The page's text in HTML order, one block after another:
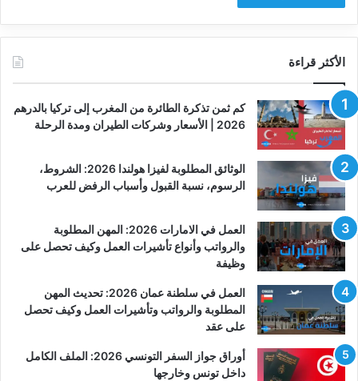
الأكثر قراءة
كم ثمن تذكرة الطائرة من المغرب إلى تركيا بالدرهم
2026 | الأسعار وشركات الطيران ومدة الرحلة
الوثائق المطلوبة لفيزا هولندا 2026: الشروط،
الرسوم، نسبة القبول وأسباب الرفض للعرب
العمل في الامارات 2026: المهن المطلوبة
والرواتب وأنواع تأشيرات العمل وكيف تحصل على
وظيفة
العمل في سلطنة عمان 2026: تحديث المهن
المطلوبة والرواتب وتأشيرات العمل وكيف تحصل
على عقد
أوراق جواز السفر التونسي 2026: الملف الكامل
داخل تونس وخارجها